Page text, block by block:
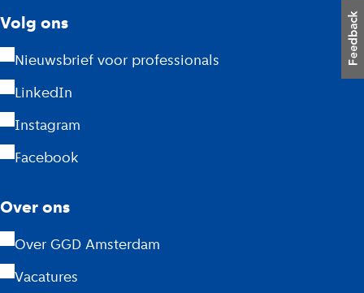
t
e
r
d
a
m
Volg ons
Nieuwsbrief voor professionals
LinkedIn
Instagram
Facebook
Over ons
Over GGD Amsterdam
Vacatures